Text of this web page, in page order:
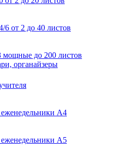
от 2 до 40 листов
до 200 листов
органайзеры
А4
А5